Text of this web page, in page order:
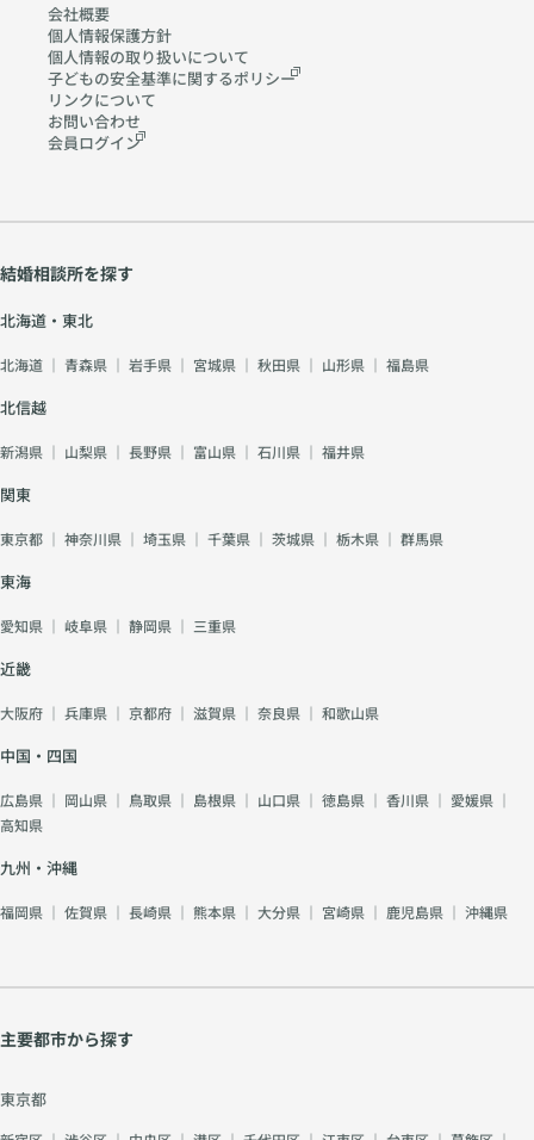
会社概要
個人情報保護方針
個人情報の取り扱いについて
子どもの安全基準に関するポリシー
リンクについて
お問い合わせ
会員ログイン
結婚相談所を探す
北海道・東北
北海道 ｜ 青森県 ｜ 岩手県 ｜ 宮城県 ｜ 秋田県 ｜ 山形県 ｜ 福島県
北信越
新潟県 ｜ 山梨県 ｜ 長野県 ｜ 富山県 ｜ 石川県 ｜ 福井県
関東
東京都 ｜ 神奈川県 ｜ 埼玉県 ｜ 千葉県 ｜ 茨城県 ｜ 栃木県 ｜ 群馬県
東海
愛知県 ｜ 岐阜県 ｜ 静岡県 ｜ 三重県
近畿
大阪府 ｜ 兵庫県 ｜ 京都府 ｜ 滋賀県 ｜ 奈良県 ｜ 和歌山県
中国・四国
広島県 ｜ 岡山県 ｜ 鳥取県 ｜ 島根県 ｜ 山口県 ｜ 徳島県 ｜ 香川県 ｜ 愛媛県 ｜
高知県
九州・沖縄
福岡県 ｜ 佐賀県 ｜ 長崎県 ｜ 熊本県 ｜ 大分県 ｜ 宮崎県 ｜ 鹿児島県 ｜ 沖縄県
主要都市から探す
東京都